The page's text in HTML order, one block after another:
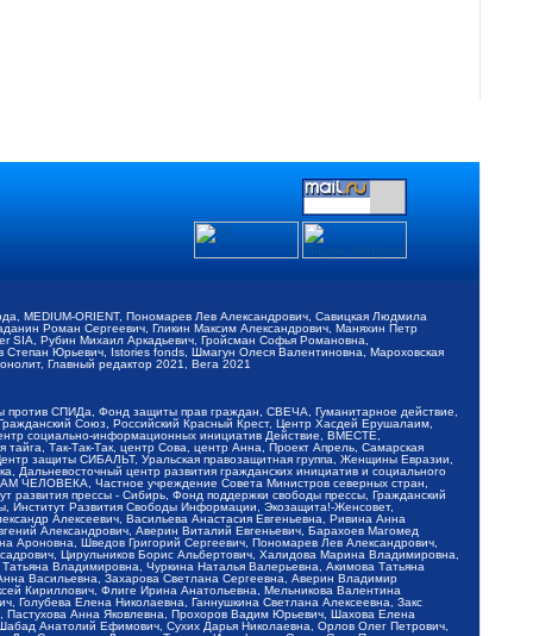
MEDIUM-ORIENT, Пономарев Лев Александрович, Савицкая Людмила
Роман Сергеевич, Гликин Максим Александрович, Маняхин Петр
Рубин Михаил Аркадьевич, Гройсман Софья Романовна,
Юрьевич, Istories fonds, Шмагун Олеся Валентиновна, Мароховская
Главный редактор 2021, Вега 2021
СПИДа, Фонд защиты прав граждан, СВЕЧА, Гуманитарное действие,
Союз, Российский Красный Крест, Центр Хасдей Ерушалаим,
социально-информационных инициатив Действие, ВМЕСТЕ,
Так-Так-Так, центр Сова, центр Анна, Проект Апрель, Самарская
защиты СИБАЛЬТ, Уральская правозащитная группа, Женщины Евразии,
Дальневосточный центр развития гражданских инициатив и социального
ЧЕЛОВЕКА, Частное учреждение Совета Министров северных стран,
прессы - Сибирь, Фонд поддержки свободы прессы, Гражданский
Институт Развития Свободы Информации, Экозащита!-Женсовет,
Алексеевич, Васильева Анастасия Евгеньевна, Ривина Анна
Александрович, Аверин Виталий Евгеньевич, Барахоев Магомед
Шведов Григорий Сергеевич, Пономарев Лев Александрович,
Цирульников Борис Альбертович, Халидова Марина Владимировна,
Владимировна, Чуркина Наталья Валерьевна, Акимова Татьяна
Васильевна, Захарова Светлана Сергеевна, Аверин Владимир
Кириллович, Флиге Ирина Анатольевна, Мельникова Валентина
Елена Николаевна, Ганнушкина Светлана Алексеевна, Закс
Анна Яковлевна, Прохоров Вадим Юрьевич, Шахова Елена
Анатолий Ефимович, Сухих Дарья Николаевна, Орлов Олег Петрович,